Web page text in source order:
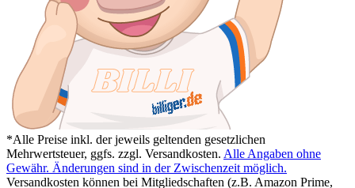
*Alle Preise inkl. der jeweils geltenden gesetzlichen
Mehrwertsteuer, ggfs. zzgl. Versandkosten. Alle Angaben ohne
Gewähr. Änderungen sind in der Zwischenzeit möglich.
Versandkosten können bei Mitgliedschaften (z.B. Amazon Prime,